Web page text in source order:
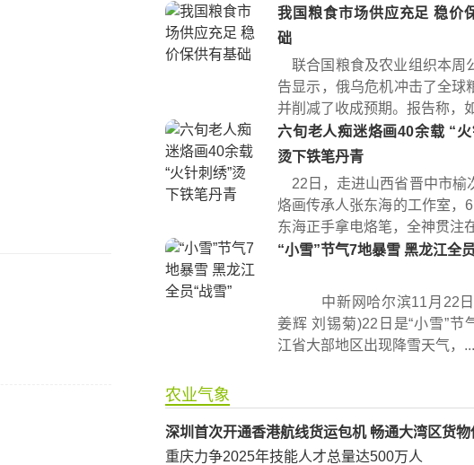
我国粮食市场供应充足 稳价
础
联合国粮食及农业组织本周
告显示，俄乌危机冲击了全球
并削减了收成预期。报告称，
六旬老人痴迷烙画40余载 “火针刺绣”
烫下铁笔丹青
22日，走进山西省晋中市榆
烙画传承人张东海的工作室，
东海正手拿电烙笔，全神贯注
“小雪”节气7地暴雪 黑龙江全
中新网哈尔滨11月22日
姜辉 刘锡菊)22日是“小雪”节
江省大部地区出现降雪天气，...
农业气象
深圳首次开通香港航线货运包机 畅通大湾区货物
重庆力争2025年技能人才总量达500万人